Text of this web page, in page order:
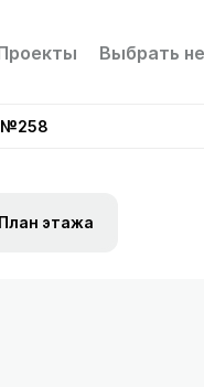
Выбрать
№258
План этажа